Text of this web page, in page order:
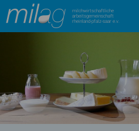
milchwirtschaftliche
arbeitsgemeinschaft
rheinland-pfalz-saar e.v.